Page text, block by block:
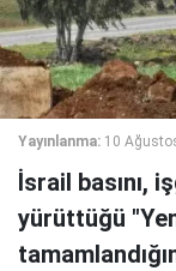
Yayınlanma: 10
İsrail basını,
yürüttüğü